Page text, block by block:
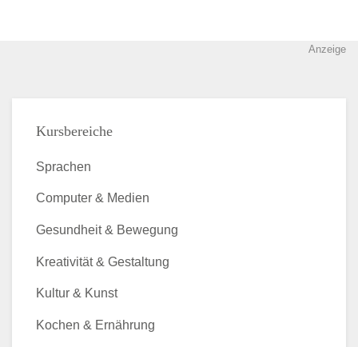
Anzeige
Kursbereiche
Sprachen
Computer & Medien
Gesundheit & Bewegung
Kreativität & Gestaltung
Kultur & Kunst
Kochen & Ernährung